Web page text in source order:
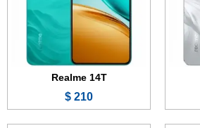
Realme 14T
210 $
7200 مللي أمبير - 100 واط
الكاميرا:50 + 2 ميجابكسل
المعالج:Mediatek Dimensity 7400
البطارية والشحن السريع:6000 مللي أمبير - 80 واط
عرض الموصفات ←